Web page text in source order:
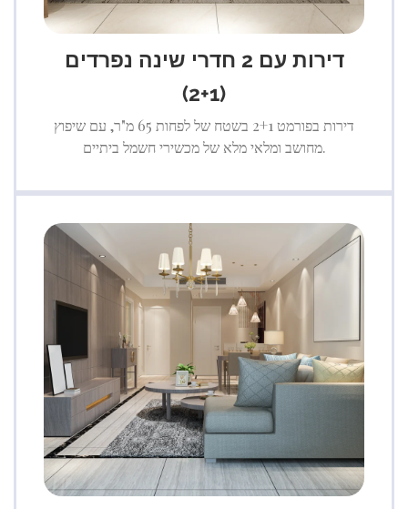
דירות עם 2 חדרי שינה נפרדים
(2+1)
דירות בפורמט 2+1 בשטח של לפחות 65 מ"ר, עם שיפוץ
מחושב ומלאי מלא של מכשירי חשמל ביתיים.